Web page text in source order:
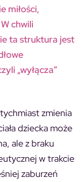
miłości,
chwili
ta struktura jest
„wyłącza”
zmienia
dziecka może
ale z braku
w trakcie
zaburzeń